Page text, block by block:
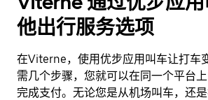
他出行服务选项
在Viterne，使用优步应用叫车让打车
需几个步骤，您就可以在同一个平台
完成支付。无论您是从机场叫车，还